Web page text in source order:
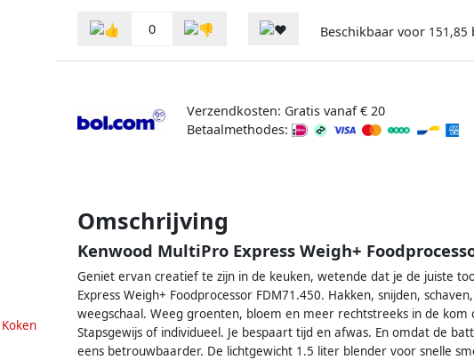
0 Beschikbaar voor 151,85
Verzendkosten: Gratis vanaf € 20
Betaalmethodes:
Koken
Omschrijving
Kenwood MultiPro Express Weigh+
Geniet ervan creatief te zijn in de keuken, wetende dat je de juiste
Express Weigh+ Foodprocessor FDM71.450. Hakken, snijden,
weegschaal. Weeg groenten, bloem en meer rechtstreeks in de
Stapsgewijs of individueel. Je bespaart tijd en afwas. En omdat de
eens betrouwbaarder. De lichtgewicht 1.5 liter blender voor snelle